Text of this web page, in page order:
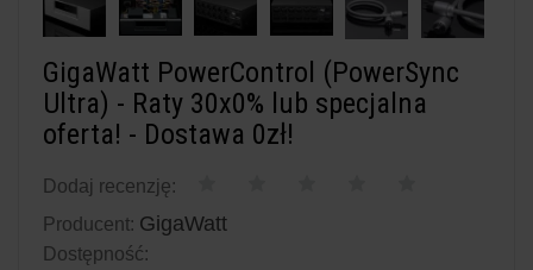
GigaWatt PowerControl (PowerSync
Ultra) - Raty 30x0% lub specjalna
oferta! - Dostawa 0zł!
Dodaj recenzję:
Producent: GigaWatt
Dostępność: